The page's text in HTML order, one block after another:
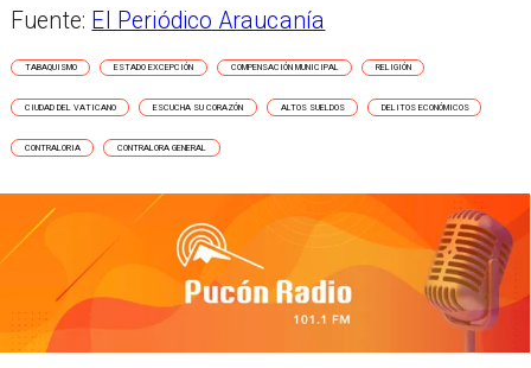
Fuente: El Periódico Araucanía
TABAQUISMO ESTADO EXCEPCIÓN COMPENSACIÓN MUNICIPAL RELIGIÓN
CIUDAD DEL VATICANO ESCUCHA SU CORAZÓN ALTOS SUELDOS DELITOS ECONÓMICOS
CONTRALORIA CONTRALORA GENERAL